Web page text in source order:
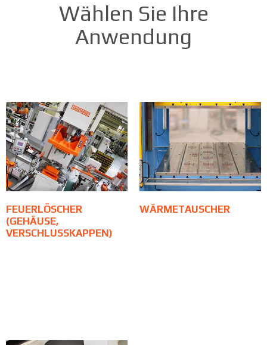
Wählen Sie Ihre
Anwendung
FEUERLÖSCHER
(GEHÄUSE,
VERSCHLUSSKAPPEN)
WÄRMETAUSCHER